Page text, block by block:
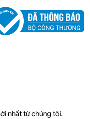
nhất từ chúng tôi.